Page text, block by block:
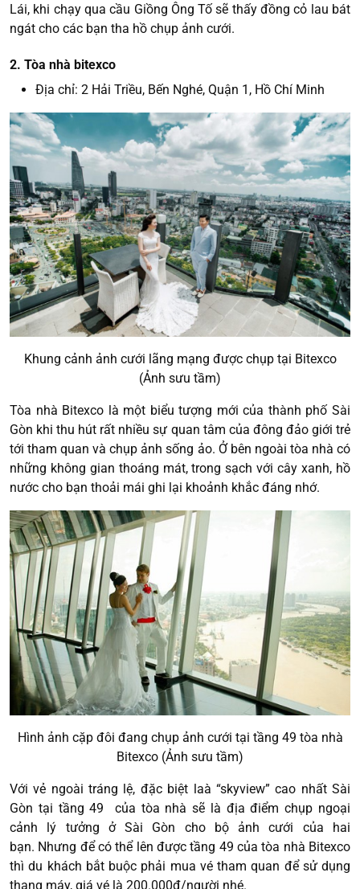
Lái, khi chạy qua cầu Giồng Ông Tố sẽ thấy đồng cỏ lau bát
ngát cho các bạn tha hồ chụp ảnh cưới.
2. Tòa nhà bitexco
Địa chỉ: 2 Hải Triều, Bến Nghé, Quận 1, Hồ Chí Minh
Khung cảnh ảnh cưới lãng mạng được chụp tại Bitexco
(Ảnh sưu tầm)
Tòa nhà Bitexco là một biểu tượng mới của thành phố Sài
Gòn khi thu hút rất nhiều sự quan tâm của đông đảo giới trẻ
tới tham quan và chụp ảnh sống ảo. Ở bên ngoài tòa nhà có
những không gian thoáng mát, trong sạch với cây xanh, hồ
nước cho bạn thoải mái ghi lại khoảnh khắc đáng nhớ.
Hình ảnh cặp đôi đang chụp ảnh cưới tại tầng 49 tòa nhà
Bitexco (Ảnh sưu tầm)
Với vẻ ngoài tráng lệ, đặc biệt laà “skyview” cao nhất Sài
Gòn tại tầng 49 của tòa nhà sẽ là địa điểm chụp ngoại
cảnh lý tưởng ở Sài Gòn cho bộ ảnh cưới của hai
bạn. Nhưng để có thể lên được tầng 49 của tòa nhà Bitexco
thì du khách bắt buộc phải mua vé tham quan để sử dụng
thang máy, giá vé là 200.000đ/người nhé.